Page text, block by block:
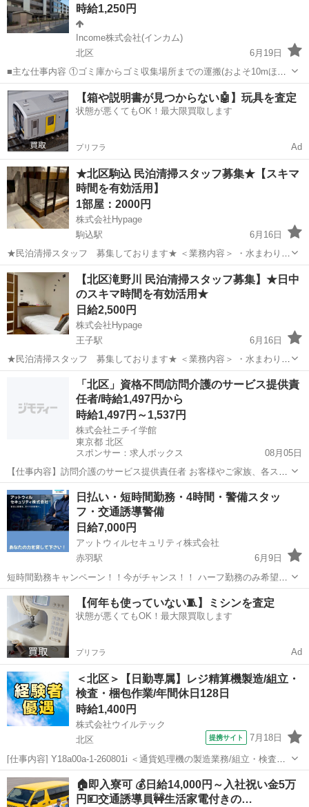
時給1,250円
Income株式会社(インカム)
北区
6月19日
■主な仕事内容 ①ゴミ庫からゴミ収集場所までの運搬(およそ10mほど
を１日約10個ほど) ②エントランス・エレベーター・廊下・非常階段・
駐車駐輪場などの共用部分と外構の清掃（時間内で可能な範囲） ③清
掃結果の報告（指定...
東京 北区 その他 時給
【箱や説明書が見つからない🤖】玩具を査定
状態が悪くてもOK！最大限買取します
プリフラ Ad
★北区駒込 民泊清掃スタッフ募集★【スキマ
時間を有効活用】
1部屋：2000円
株式会社Hypage
駒込駅
6月16日
★民泊清掃スタッフ 募集しております★ ＜業務内容＞ ・水まわり清
掃・補充 ・ベッドメイキング ・床掃除 ・清掃後のチェック 👉こんな
方にオススメ ▫️ 10:00〜17:00時の間で空き時間が...
東京 北区 駒込駅 その他 スタッフ
【北区滝野川 民泊清掃スタッフ募集】★日中
のスキマ時間を有効活用★
日給2,500円
株式会社Hypage
王子駅
6月16日
★民泊清掃スタッフ 募集しております★ ＜業務内容＞ ・水まわり清
掃・補充 ・ベッドメイキング ・床掃除 ・清掃後のチェック 👉こんな
方にオススメ ▫️ 10:00〜17:00時の間で空き時間が...
王子駅 その他 スタッフ
「北区」資格不問/訪問介護のサービス提供責
任者/時給1,497円から
時給1,497円～1,537円
株式会社ニチイ学館
東京都 北区
スポンサー：求人ボックス
08月05日
【仕事内容】訪問介護のサービス提供責任者 お客様やご家族、各スタ
ッフ、関連事業所との連絡調整業務を通じてサービス全般に関わるコ
ーディネートを行ないます。 <仕事例> 指定訪問介護の利用申込みに
関わる調整 訪問介護計画書の作成、説明...
アルバイト・パート
日払い・短時間勤務・4時間・警備スタッ
フ・交通誘導警備
日給7,000円
アットウィルセキュリティ株式会社
赤羽駅
6月9日
短時間勤務キャンペーン！！今がチャンス！！ ハーフ勤務のみ希望の
方限定 4時間勤務で7000円支給！なんと当日振込OK！！ 勤務時間は4
時間でほとんどの現場平均2時間で終わります。 なんと現場によって
は30分もかから...
東京 北区 赤羽駅 スタッフ
【何年も使っていない🧵】ミシンを査定
状態が悪くてもOK！最大限買取します
プリフラ Ad
＜北区＞【日勤専属】レジ精算機製造/組立・
検査・梱包作業/年間休日128日
時給1,400円
株式会社ウイルテック
北区
提携サイト 7月18日
[仕事内容] Y18a00a-1-260801i ＜通貨処理機の製造業務/組立・検査・
梱包・運搬＞ 工場内で通貨処理機（レジ精算機）を製造するお仕事で
す。 下記複数の工程の中から、いずれかを専属でお任せします。 ▼ユ
ニッ...
東京 北区 工場
🏠即入寮可 💰日給14,000円～入社祝い金5万
円💴交通誘導員🚧生活家電付きの…